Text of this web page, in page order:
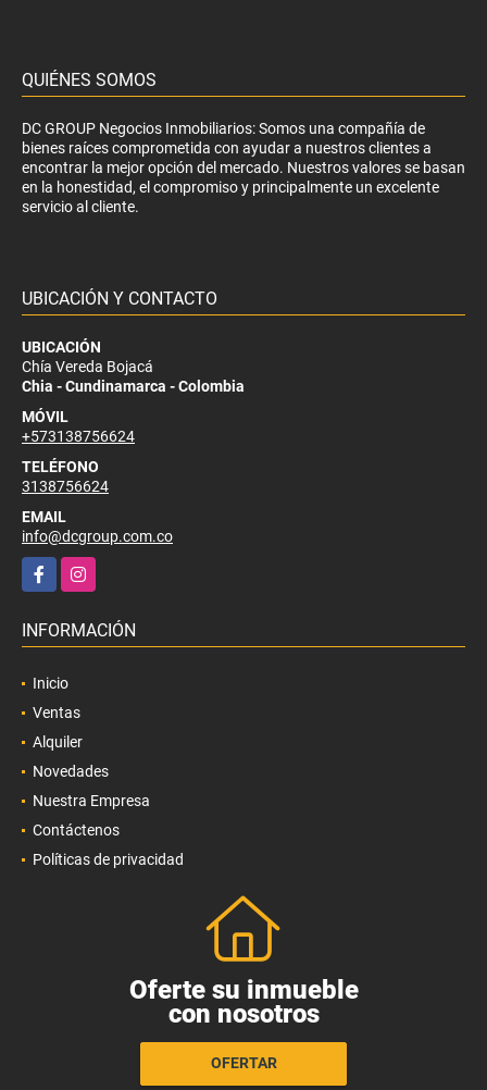
QUIÉNES SOMOS
DC GROUP Negocios Inmobiliarios: Somos una compañía de
bienes raíces comprometida con ayudar a nuestros clientes a
encontrar la mejor opción del mercado. Nuestros valores se basan
en la honestidad, el compromiso y principalmente un excelente
servicio al cliente.
UBICACIÓN Y CONTACTO
UBICACIÓN
Chía Vereda Bojacá
Chia - Cundinamarca - Colombia
MÓVIL
+573138756624
TELÉFONO
3138756624
EMAIL
info@dcgroup.com.co
FacebookInstagram
INFORMACIÓN
Inicio
Ventas
Alquiler
Novedades
Nuestra Empresa
Contáctenos
Políticas de privacidad
Oferte su inmueble
con nosotros
OFERTAR